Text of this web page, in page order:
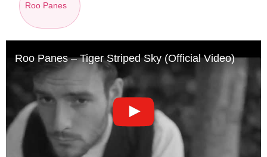
Roo Panes
Roo Panes – Tiger Striped Sky (Official Video)